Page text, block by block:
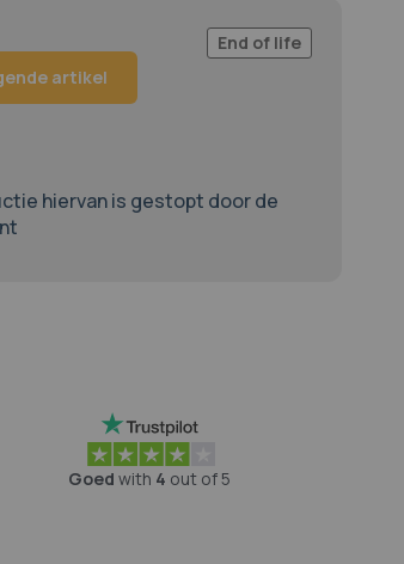
End of life
artikel
hiervan is gestopt door de
Goed with 4 out of 5